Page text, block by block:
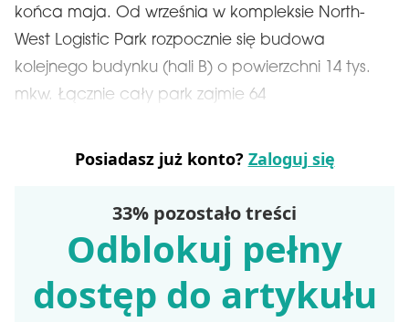
końca maja. Od września w kompleksie North-
West Logistic Park rozpocznie się budowa
kolejnego budynku (hali B) o powierzchni 14 tys.
mkw. Łącznie cały park zajmie 64
Posiadasz już konto? Zaloguj się
33% pozostało treści
Odblokuj pełny
dostęp do artykułu